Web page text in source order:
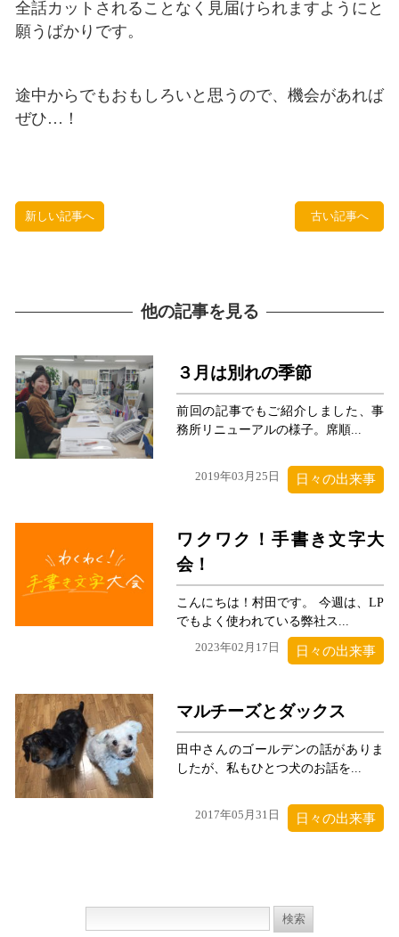
全話カットされることなく見届けられますようにと
願うばかりです。
途中からでもおもしろいと思うので、機会があれば
ぜひ…！
新しい記事へ 古い記事へ
他の記事を見る
３月は別れの季節
前回の記事でもご紹介しました、事
務所リニューアルの様子。席順...
2019年03月25日 日々の出来事
ワクワク！手書き文字大
会！
こんにちは！村田です。 今週は、LP
でもよく使われている弊社ス...
2023年02月17日 日々の出来事
マルチーズとダックス
田中さんのゴールデンの話がありま
したが、私もひとつ犬のお話を...
2017年05月31日 日々の出来事
検